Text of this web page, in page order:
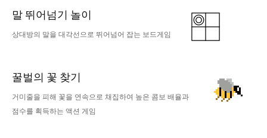
말 뛰어넘기 놀이
상대방의 말을 대각선으로 뛰어넘어 잡는 보드게임
꿀벌의 꽃 찾기
거미줄을 피해 꽃을 연속으로 채집하여 높은 콤보 배율과
점수를 획득하는 액션 게임